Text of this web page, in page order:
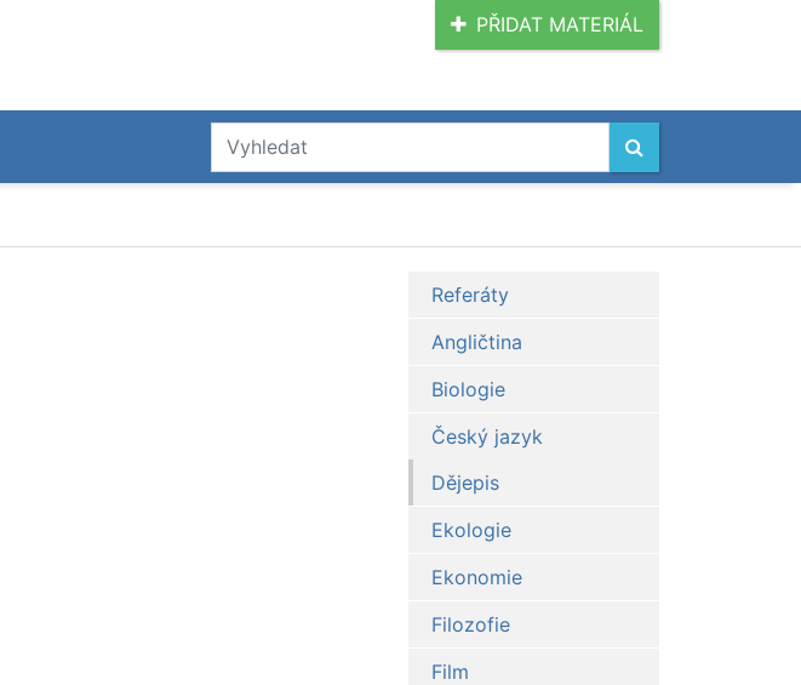
PŘIDAT MATERIÁL
Referáty
Angličtina
Biologie
Český jazyk
Dějepis
Ekologie
Ekonomie
Filozofie
Film